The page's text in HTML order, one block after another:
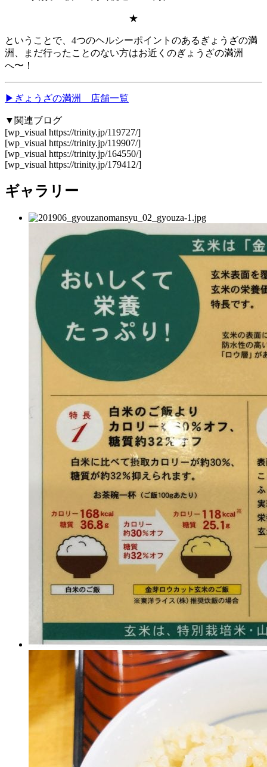
★
ということで、4つのヘルシーポイントのあるぎょうざの満
洲、まだ行ったことのない方はお近くのぎょうざの満洲
へ〜！
▶ぎょうざの満洲 店舗一覧
▼関連ブログ
[wp_visual https://trinity.jp/119727/]
[wp_visual https://trinity.jp/119907/]
[wp_visual https://trinity.jp/164550/]
[wp_visual https://trinity.jp/179412/]
ギャラリー